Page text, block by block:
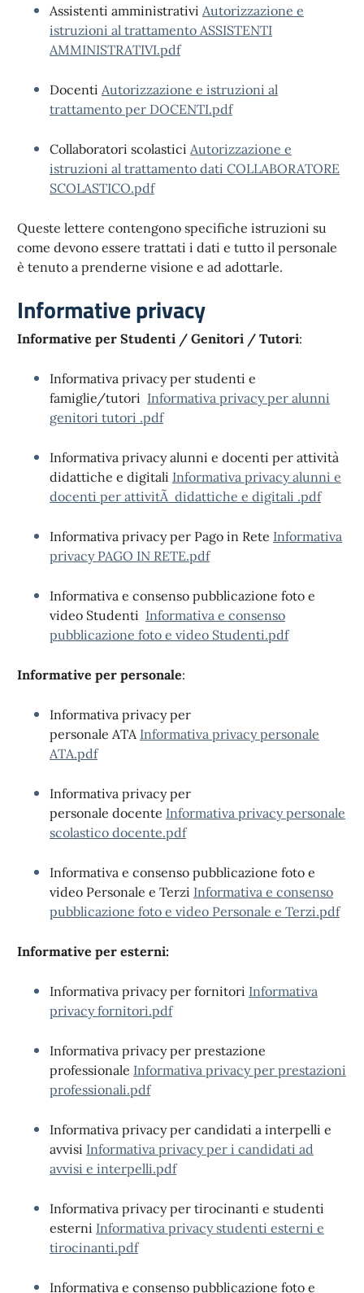
Assistenti amministrativi Autorizzazione e
istruzioni al trattamento ASSISTENTI
AMMINISTRATIVI.pdf
Docenti Autorizzazione e istruzioni al
trattamento per DOCENTI.pdf
Collaboratori scolastici Autorizzazione e
istruzioni al trattamento dati COLLABORATORE
SCOLASTICO.pdf
Queste lettere contengono specifiche istruzioni su
come devono essere trattati i dati e tutto il personale
è tenuto a prenderne visione e ad adottarle.
Informative privacy
Informative per Studenti / Genitori / Tutori:
Informativa privacy per studenti e
famiglie/tutori Informativa privacy per alunni
genitori tutori .pdf
Informativa privacy alunni e docenti per attività
didattiche e digitali Informativa privacy alunni e
docenti per attivitÃ didattiche e digitali .pdf
Informativa privacy per Pago in Rete Informativa
privacy PAGO IN RETE.pdf
Informativa e consenso pubblicazione foto e
video Studenti Informativa e consenso
pubblicazione foto e video Studenti.pdf
Informative per personale:
Informativa privacy per
personale ATA Informativa privacy personale
ATA.pdf
Informativa privacy per
personale docente Informativa privacy personale
scolastico docente.pdf
Informativa e consenso pubblicazione foto e
video Personale e Terzi Informativa e consenso
pubblicazione foto e video Personale e Terzi.pdf
Informative per esterni:
Informativa privacy per fornitori Informativa
privacy fornitori.pdf
Informativa privacy per prestazione
professionale Informativa privacy per prestazioni
professionali.pdf
Informativa privacy per candidati a interpelli e
avvisi Informativa privacy per i candidati ad
avvisi e interpelli.pdf
Informativa privacy per tirocinanti e studenti
esterni Informativa privacy studenti esterni e
tirocinanti.pdf
Informativa e consenso pubblicazione foto e